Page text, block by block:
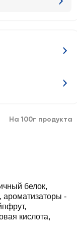
На 100г продукта
белок,
ароматизаторы -
кислота,